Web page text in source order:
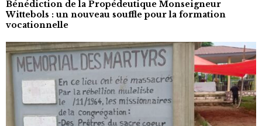
Bénédiction de la Propédeutique Monseigneur
Wittebols : un nouveau souffle pour la formation
vocationnelle